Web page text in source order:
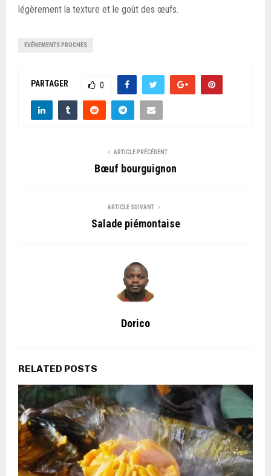
légèrement la texture et le goût des œufs.
EVÊNEMENTS PROCHES
PARTAGER 0
ARTICLE PRÉCÉDENT
Bœuf bourguignon
ARTICLE SUIVANT
Salade piémontaise
Dorico
RELATED POSTS